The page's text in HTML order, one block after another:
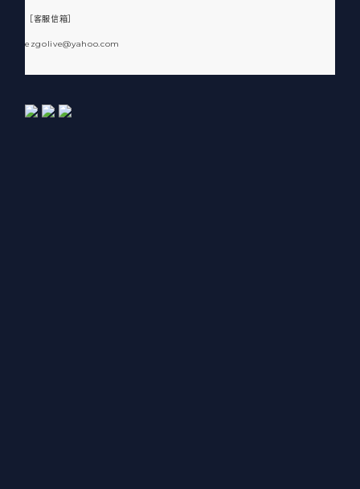
［客服信箱］
ezgolive@yahoo.com